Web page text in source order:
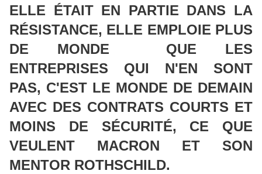
ELLE ÉTAIT EN PARTIE DANS LA
RÉSISTANCE, ELLE EMPLOIE PLUS
DE MONDE QUE LES
ENTREPRISES QUI N'EN SONT
PAS, C'EST LE MONDE DE DEMAIN
AVEC DES CONTRATS COURTS ET
MOINS DE SÉCURITÉ, CE QUE
VEULENT MACRON ET SON
MENTOR ROTHSCHILD.